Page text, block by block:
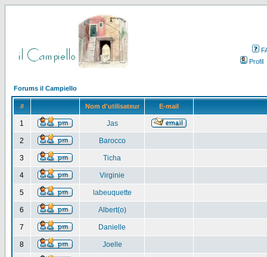
Profil
Forums il Campiello
# Nom d'utilisateur E-mail
1 Jas
2 Barocco
3 Ticha
4 Virginie
5 labeuquette
6 Albert(o)
7 Danielle
8 Joelle